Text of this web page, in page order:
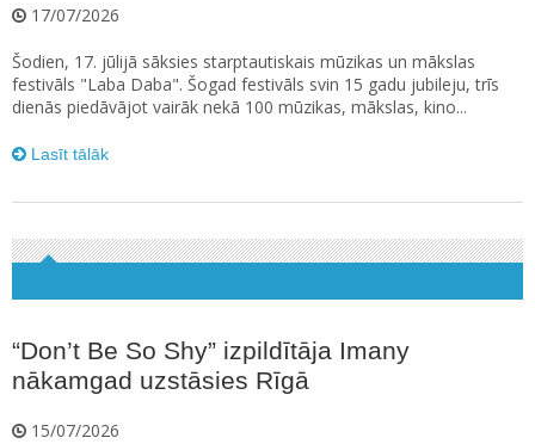
17/07/2026
Šodien, 17. jūlijā sāksies starptautiskais mūzikas un mākslas
festivāls "Laba Daba". Šogad festivāls svin 15 gadu jubileju, trīs
dienās piedāvājot vairāk nekā 100 mūzikas, mākslas, kino...
Lasīt tālāk
“Don’t Be So Shy” izpildītāja Imany
nākamgad uzstāsies Rīgā
15/07/2026